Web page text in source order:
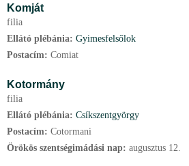
Komját
filia
Ellátó plébánia: Gyimesfelsőlok
Postacím: Comiat
Kotormány
filia
Ellátó plébánia: Csíkszentgyörgy
Postacím: Cotormani
Örökös szentségimádási nap: augusztus 12.